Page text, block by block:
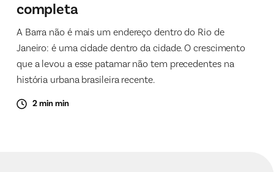
completa
A Barra não é mais um endereço dentro do Rio de
Janeiro: é uma cidade dentro da cidade. O crescimento
que a levou a esse patamar não tem precedentes na
história urbana brasileira recente.
2 min min